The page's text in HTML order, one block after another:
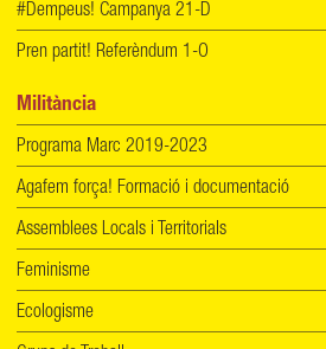
#Dempeus! Campanya 21-D
Pren partit! Referèndum 1-O
Militància
Programa Marc 2019-2023
Agafem força! Formació i documentació
Assemblees Locals i Territorials
Feminisme
Ecologisme